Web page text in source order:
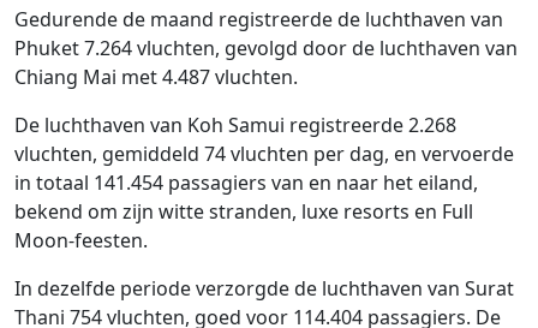
Gedurende de maand registreerde de luchthaven van
Phuket 7.264 vluchten, gevolgd door de luchthaven van
Chiang Mai met 4.487 vluchten.
De luchthaven van Koh Samui registreerde 2.268
vluchten, gemiddeld 74 vluchten per dag, en vervoerde
in totaal 141.454 passagiers van en naar het eiland,
bekend om zijn witte stranden, luxe resorts en Full
Moon-feesten.
In dezelfde periode verzorgde de luchthaven van Surat
Thani 754 vluchten, goed voor 114.404 passagiers. De